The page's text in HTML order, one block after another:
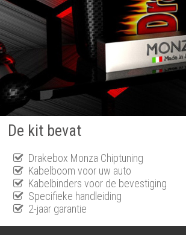
De kit bevat
Drakebox Monza Chiptuning
Kabelboom voor uw auto
Kabelbinders voor de bevestiging
Specifieke handleiding
2-jaar garantie